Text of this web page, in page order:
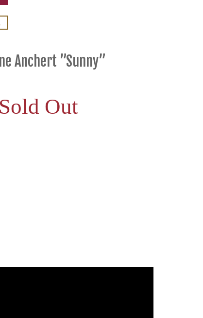
Anchert ”Sunny”
Sold Out